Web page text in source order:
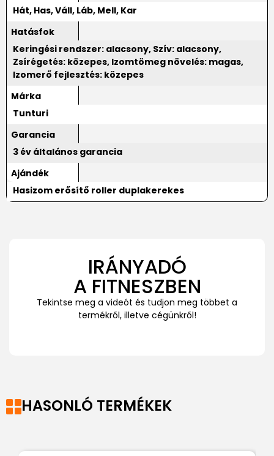
Hát, Has, Váll, Láb, Mell, Kar
Hatásfok
Keringési rendszer: alacsony, Szív: alacsony,
Zsírégetés: közepes, Izomtömeg növelés: magas,
Izomerő fejlesztés: közepes
Márka
Tunturi
Garancia
3 év általános garancia
Ajándék
Hasizom erősítő roller duplakerekes
IRÁNYADÓ
A FITNESZBEN
Tekintse meg a videót és tudjon meg többet a
termékről, illetve cégünkről!
HASONLÓ TERMÉKEK